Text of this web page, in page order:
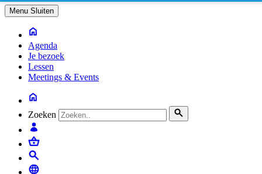
Menu Sluiten
Agenda
Je bezoek
Lessen
Meetings & Events
Zoeken